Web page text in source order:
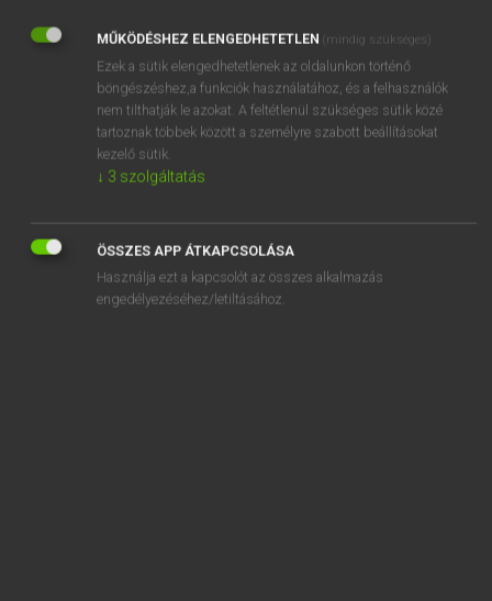
SZOTAR.NET APPLIKÁCIÓ
ONLINE NYELVVIZSGA
MŰKÖDÉSHEZ ELENGEDHETETLEN (mindig szükséges)
Ezek a sütik elengedhetetlenek az oldalunkon történő
böngészéshez,a funkciók használatához, és a felhasználók
nem tilthatják le azokat. A feltétlenül szükséges sütik közé
tartoznak többek között a személyre szabott beállításokat
kezelő sütik.
↓ 3 szolgáltatás
ÖSSZES APP ÁTKAPCSOLÁSA
Használja ezt a kapcsolót az összes alkalmazás
engedélyezéséhez/letiltásához.